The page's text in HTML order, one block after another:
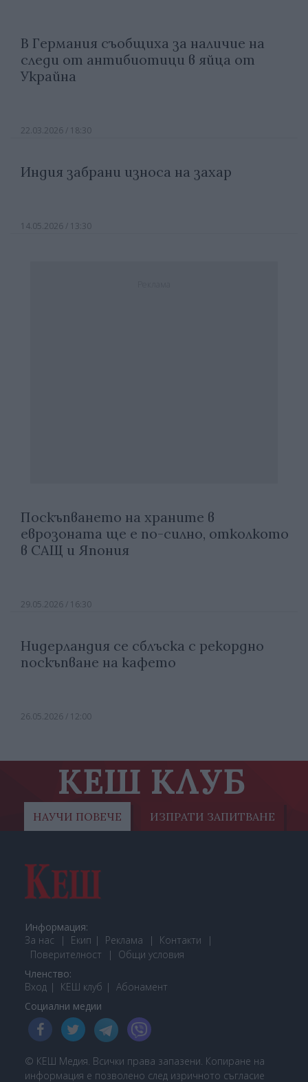
В Германия съобщиха за наличие на
следи от антибиотици в яйца от
Украйна
22.03.2026 / 18:30
Индия забрани износа на захар
14.05.2026 / 13:30
Поскъпването на храните в
еврозоната ще е по-силно, отколкото
в САЩ и Япония
29.05.2026 / 16:30
Нидерландия се сблъска с рекордно
поскъпване на кафето
26.05.2026 / 12:00
КЕШ КЛУБ
НАУЧИ ПОВЕЧЕ ИЗПРАТИ ЗАПИТВАНЕ
Информация:
За нас
Екип Реклама
Контакти
Поверителност
Общи условия
Членство:
Вход
КЕШ клуб Абонамент
Социални медии
© КЕШ Медия. Всички права запазени. Копиране на
информация е позволено след изричното съгласие